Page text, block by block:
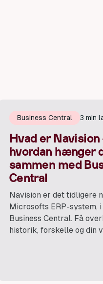
Business Central 3 min
Hvad er
hvordan hænger
sammen med
Central
Navision er det tidligere
Microsofts ERP-system, i
Business Central. Få
historik, forskelle og din